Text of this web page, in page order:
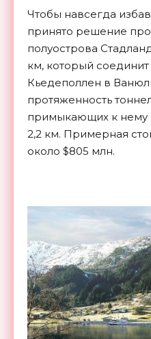
Чтобы навсегда
принято решение
полуострова
км, который
Кьедеполлен в
протяженность
примыкающих к нему
2,2 км. Примерная
около $805 млн.